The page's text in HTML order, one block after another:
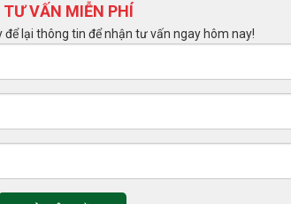
TƯ VẤN MIỄN PHÍ
để lại thông tin để nhận tư vấn ngay hôm nay!